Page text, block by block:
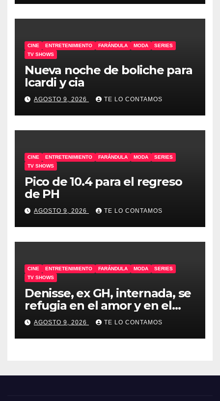
CINE ENTRETENIMIENTO FARÁNDULA MODA
SERIES
TV SHOWS
Nueva noche de boliche para
Icardi y cia
AGOSTO 9, 2026 TE LO CONTAMOS
CINE ENTRETENIMIENTO FARÁNDULA MODA
SERIES
TV SHOWS
Pico de 10.4 para el regreso
de PH
AGOSTO 9, 2026 TE LO CONTAMOS
CINE ENTRETENIMIENTO FARÁNDULA MODA
SERIES
TV SHOWS
Denisse, ex GH, internada, se
refugia en el amor y en el
humor
AGOSTO 9, 2026 TE LO CONTAMOS